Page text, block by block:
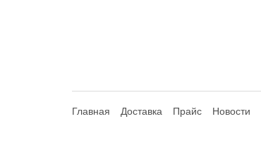
Главная Доставка Прайс Новости